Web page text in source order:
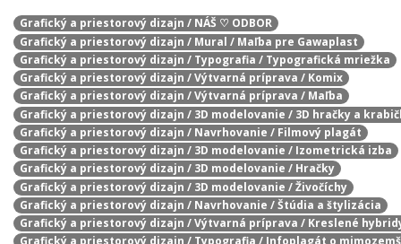
Grafický a priestorový dizajn / NÁŠ ♡ ODBOR
Grafický a priestorový dizajn / Mural / Maľba pre Gawaplast
Grafický a priestorový dizajn / Typografia / Typografická mriežka
Grafický a priestorový dizajn / Výtvarná príprava / Komix
Grafický a priestorový dizajn / Výtvarná príprava / Maľba
Grafický a priestorový dizajn / 3D modelovanie / 3D hračky a
Grafický a priestorový dizajn / Navrhovanie / Filmový plagát
Grafický a priestorový dizajn / 3D modelovanie / Izometrická izba
Grafický a priestorový dizajn / 3D modelovanie / Hračky
Grafický a priestorový dizajn / 3D modelovanie / Živočíchy
Grafický a priestorový dizajn / Navrhovanie / Štúdia a štylizácia
Grafický a priestorový dizajn / Výtvarná príprava / Kreslené